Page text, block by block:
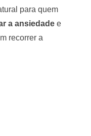
para quem
a ansiedade e
recorrer a